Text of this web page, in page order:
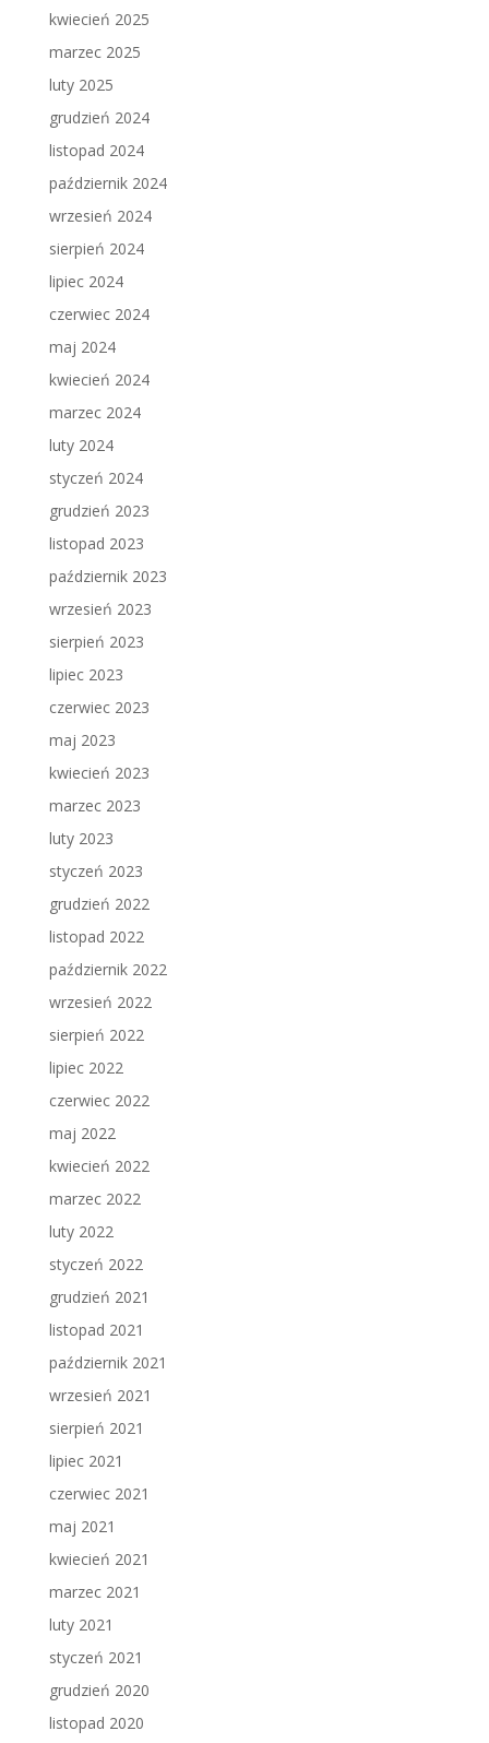
kwiecień 2025
marzec 2025
luty 2025
grudzień 2024
listopad 2024
październik 2024
wrzesień 2024
sierpień 2024
lipiec 2024
czerwiec 2024
maj 2024
kwiecień 2024
marzec 2024
luty 2024
styczeń 2024
grudzień 2023
listopad 2023
październik 2023
wrzesień 2023
sierpień 2023
lipiec 2023
czerwiec 2023
maj 2023
kwiecień 2023
marzec 2023
luty 2023
styczeń 2023
grudzień 2022
listopad 2022
październik 2022
wrzesień 2022
sierpień 2022
lipiec 2022
czerwiec 2022
maj 2022
kwiecień 2022
marzec 2022
luty 2022
styczeń 2022
grudzień 2021
listopad 2021
październik 2021
wrzesień 2021
sierpień 2021
lipiec 2021
czerwiec 2021
maj 2021
kwiecień 2021
marzec 2021
luty 2021
styczeń 2021
grudzień 2020
listopad 2020